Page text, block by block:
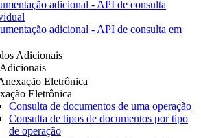
adicional - API de consulta
adicional - API de consulta em
Adicionais
Eletrônica
Eletrônica
Consulta de documentos de uma operação
Consulta de tipos de documentos por tipo
de operação